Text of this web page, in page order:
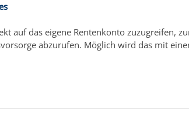
auf das eigene Rentenkonto zuzugreifen,
abzurufen. Möglich wird das mit